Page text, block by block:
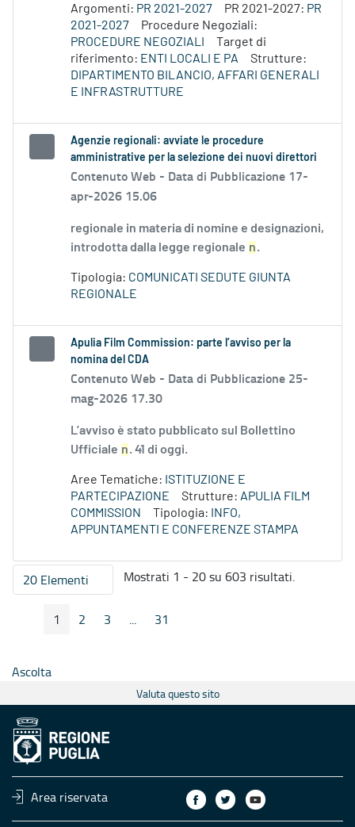
Argomenti: PR 2021-2027 PR 2021-2027: PR
2021-2027
Procedure Negoziali:
PROCEDURE NEGOZIALI
Target di
riferimento: ENTI LOCALI E PA
Strutture:
DIPARTIMENTO BILANCIO, AFFARI GENERALI
E INFRASTRUTTURE
Agenzie regionali: avviate le procedure
amministrative per la selezione dei nuovi direttori
Contenuto Web - Data di Pubblicazione 17-
apr-2026 15.06
regionale in materia di nomine e designazioni,
introdotta dalla legge regionale n.
Tipologia: COMUNICATI SEDUTE GIUNTA
REGIONALE
Apulia Film Commission: parte l’avviso per la
nomina del CDA
Contenuto Web - Data di Pubblicazione 25-
mag-2026 17.30
L’avviso è stato pubblicato sul Bollettino
Ufficiale n. 41 di oggi.
Aree Tematiche: ISTITUZIONE E
PARTECIPAZIONE
Strutture: APULIA FILM
COMMISSION
Tipologia:
INFO,
APPUNTAMENTI E CONFERENZE STAMPA
20 ElementiPer pagina
Mostrati 1 - 20 su 603 risultati.
Pagina Precedente
Pagina
1 Pagina
2 Pagina
3 ...
Pagine intermedie
Pagina
31
Ascolta
Valuta questo sito
Area riservata